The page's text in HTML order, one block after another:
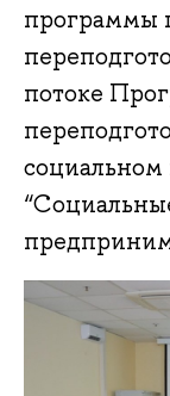
программы
потоке